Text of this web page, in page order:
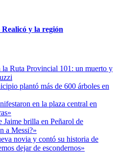
Ruta Provincial 101: un muerto y
plantó más de 600 árboles en
en la plaza central en
brilla en Peñarol de
a Messi?»
novia y contó su historia de
dejar de escondernos»